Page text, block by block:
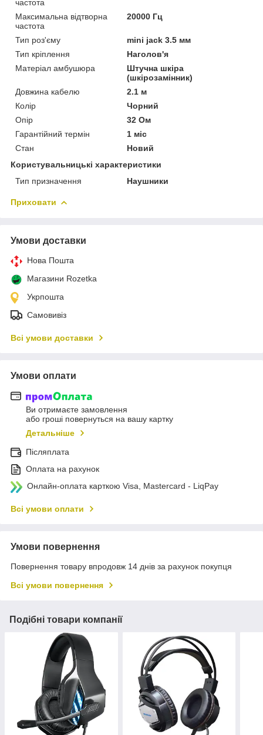
частота
Максимальна відтворна
частота
20000 Гц
Тип роз'єму
mini jack 3.5 мм
Тип кріплення
Наголов'я
Матеріал амбушюра
Штучна шкіра
(шкірозамінник)
Довжина кабелю
2.1 м
Колір
Чорний
Опір
32 Ом
Гарантійний термін
1 міс
Стан
Новий
Користувальницькі характеристики
Тип призначення
Наушники
Приховати
Умови доставки
Нова Пошта
Магазини Rozetka
Укрпошта
Самовивіз
Всі умови доставки
Умови оплати
Ви отримаєте замовлення
або гроші повернуться на вашу картку
Детальніше
Післяплата
Оплата на рахунок
Онлайн-оплата карткою Visa, Mastercard - LiqPay
Всі умови оплати
Умови повернення
Повернення товару впродовж 14 днів за рахунок покупця
Всі умови повернення
Подібні товари компанії